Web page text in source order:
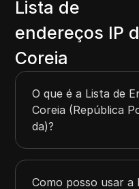
Lista de
endereços IP
Coreia
O que é a Lista de
Coreia (República
da)?
Como posso usar a